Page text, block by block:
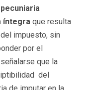
íntegra que resulta
impuesto, sin
por el
que la
del